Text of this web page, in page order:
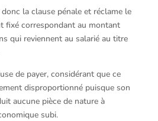
donc la clause pénale et réclame le
fixé correspondant au montant
qui reviennent au salarié au titre
de payer, considérant que ce
disproportionné puisque son
aucune pièce de nature à
subi.